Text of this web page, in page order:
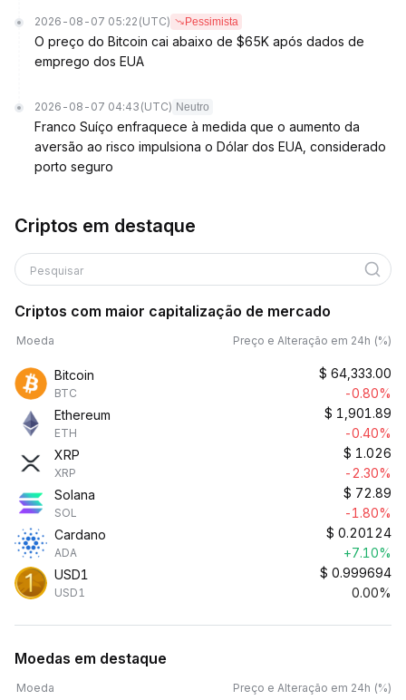
2026-08-07 05:22 (UTC) Pessimista
O preço do Bitcoin cai abaixo de $65K após dados de
emprego dos EUA
2026-08-07 04:43 (UTC) Neutro
Franco Suíço enfraquece à medida que o aumento da
aversão ao risco impulsiona o Dólar dos EUA, considerado
porto seguro
Criptos em destaque
Pesquisar
Criptos com maior capitalização de mercado
Moeda Preço e Alteração em 24h (%)
Bitcoin
BTC
$ 64,333.00
-0.80%
Ethereum
ETH
$ 1,901.89
-0.40%
XRP
XRP
$ 1.026
-2.30%
Solana
SOL
$ 72.89
-1.80%
Cardano
ADA
$ 0.20124
+7.10%
USD1
USD1
$ 0.999694
0.00%
Moedas em destaque
Moeda Preço e Alteração em 24h (%)